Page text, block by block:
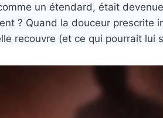
un étendard, était devenue
? Quand la douceur prescrite
recouvre (et ce qui pourrait lui